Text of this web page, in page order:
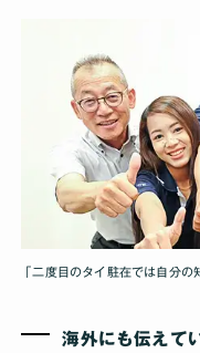
｢二度目のタイ駐在では自分
海外にも伝えて